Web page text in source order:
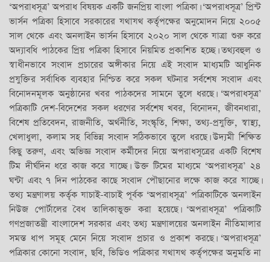
‘অপরাধসূত্র’ অপরাধ বিষয়ক একটি জনপ্রিয় বাংলা পত্রিকা। ‘অপরাধসূত্র’ প্রিন্ট
ভার্সন পত্রিকা হিসাবে সরকারের যথাযথ কর্তৃপক্ষের অনুমোদন নিয়ে ২০০৫
সাল থেকে এবং অনলাইন ভার্সন হিসাবে ২০২০ সাল থেকে যাত্রা শুরু করে
অদ্যাবধি পাঠকের প্রিয় পত্রিকা হিসাবে নিয়মিত প্রকাশিত হচ্ছে। তথ্যবহুল ও
স্বাধীনভাবে সংবাদ প্রচারের অঙ্গীকার নিয়ে এই সংবাদ মাধ্যমটি আধুনিক
প্রযুক্তির সর্বাধিক ব্যবহার নিশ্চিত করে সকল ঘটনার সর্বশেষ সংবাদ এবং
বিনোদনমূলক অনুষ্ঠানের খবর পাঠকদের সামনে তুলে ধরছে। ‘অপরাধসূত্র’
পত্রিকাটি দেশ-বিদেশের সকল ধরণের সর্বশেষ খবর, বিনোদন, জীবনধারা,
বিশেষ প্রতিবেদন, রাজনীতি, অর্থনীতি, সংস্কৃতি, শিক্ষা, তথ্য-প্রযুক্তি, স্বাস্থ্য,
খেলাধুলা, কলাম সহ বিভিন্ন সংবাদ সঠিকভাবে তুলে ধরছে। উদ্যমী শিক্ষিত
কিছু তরুণ, এবং অভিজ্ঞ সংবাদ কর্মীদের নিয়ে অপরাধসূত্রের একটি বিশেষ
টিম দীর্ঘদিন ধরে কাজ করে যাচ্ছে। উক্ত টিমের মাধ্যমে ‘অপরাধসূত্র’ ২৪
ঘন্টা এবং ৭ দিন পাঠকের কাছে সংবাদ পৌছানোর লক্ষে কাজ করে যাচ্ছে।
তথ্য মন্ত্রণালয় কর্তৃক যাচাই-বাচাই পূর্বক ‘অপরাধসূত্র’ পত্রিকাটিকে অনলাইন
নিউজ পোর্টালের বৈধ তালিকাভুক্ত করা হয়েছে। ‘অপরাধসূত্র’ পত্রিকাটি
গণপ্রজাতন্ত্রী বাংলাদেশ সরকার এবং তথ্য মন্ত্রণালয়ের অনলাইন নীতিমালার
সমস্ত ধাপ সমূহ মেনে নিয়ে সংবাদ প্রচার ও প্রকাশ করছে। ‘অপরাধসূত্র’
পত্রিকার কোনো সংবাদ, ছবি, ভিডিও পত্রিকার যথাযথ কর্তৃপক্ষের অনুমতি না